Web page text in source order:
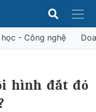
học - Công nghệ
hình đắt đỏ